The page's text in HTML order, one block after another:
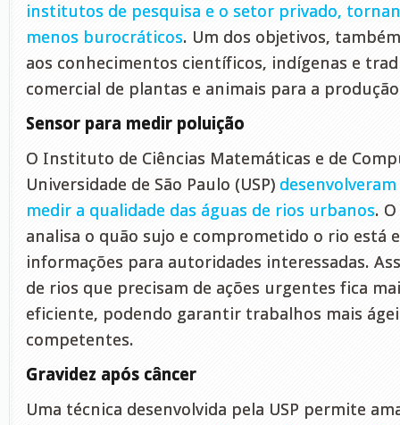
institutos de pesquisa e o setor privado,
menos burocráticos. Um dos objetivos,
aos conhecimentos científicos, indígenas e
comercial de plantas e animais para a
Sensor para medir poluição
O Instituto de Ciências Matemáticas e de
Universidade de São Paulo (USP)
medir a qualidade das águas de rios urbanos.
analisa o quão sujo e comprometido o rio está
informações para autoridades interessadas.
de rios que precisam de ações urgentes fica
eficiente, podendo garantir trabalhos mais
competentes.
Gravidez após câncer
Uma técnica desenvolvida pela USP permite